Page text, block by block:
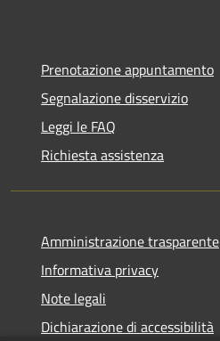
Prenotazione appuntamento
Segnalazione disservizio
Leggi le FAQ
Richiesta assistenza
Amministrazione trasparente
Informativa privacy
Note legali
Dichiarazione di accessibilità